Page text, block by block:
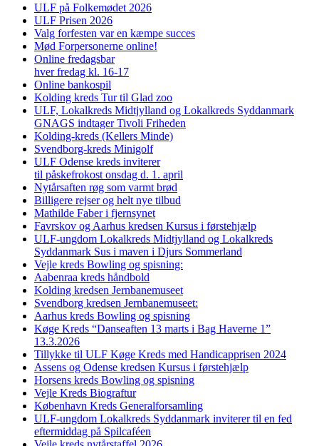
ULF på Folkemødet 2026
ULF Prisen 2026
Valg forfesten var en kæmpe succes
Mød Forpersonerne online!
Online fredagsbar
hver fredag kl. 16-17
Online bankospil
Kolding kreds Tur til Glad zoo
ULF, Lokalkreds Midtjylland og Lokalkreds Syddanmark
GNAGS indtager Tivoli Friheden
Kolding-kreds (Kellers Minde)
Svendborg-kreds Minigolf
ULF Odense kreds inviterer
til påskefrokost onsdag d. 1. april
Nytårsaften røg som varmt brød
Billigere rejser og helt nye tilbud
Mathilde Faber i fjernsynet
Favrskov og Aarhus kredsen Kursus i førstehjælp
ULF-ungdom Lokalkreds Midtjylland og Lokalkreds
Syddanmark Sus i maven i Djurs Sommerland
Vejle kreds Bowling og spisning:
Aabenraa kreds håndbold
Kolding kredsen Jernbanemuseet
Svendborg kredsen Jernbanemuseet:
Aarhus kreds Bowling og spisning
Køge Kreds “Danseaften 13 marts i Bag Haverne 1”
13.3.2026
Tillykke til ULF Køge Kreds med Handicapprisen 2024
Assens og Odense kredsen Kursus i førstehjælp
Horsens kreds Bowling og spisning
Vejle Kreds Biograftur
København Kreds Generalforsamling
ULF-ungdom Lokalkreds Syddanmark inviterer til en fed
eftermiddag på Spilcaféen